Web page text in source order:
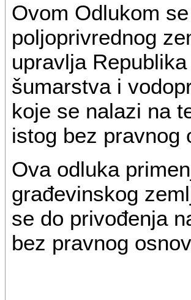
Ovom Odlukom
poljoprivrednog
upravlja
šumarstva i
koje se nalazi na
istog bez pravnog
Ova odluka
građevinskog
se do privođenja
bez pravnog